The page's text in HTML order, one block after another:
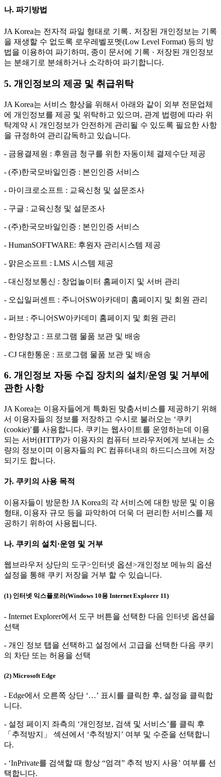
나. 파기방법
JA Korea는 전자적 파일 형태로 기록․ 저장된 개인정보는 기록
을 재생할 수 없도록 로우레벨포멧(Low Level Format) 등의 방
법을 이용하여 파기하며, 종이 문서에 기록 · 저장된 개인정보
는 분쇄기로 분쇄하거나 소각하여 파기합니다.
5. 개인정보의 제공 및 취급위탁
JA Korea는 서비스 향상을 위해서 아래와 같이 외부 전문업체
에 개인정보를 제공 및 위탁하고 있으며, 관계 법령에 따라 위
탁계약 시 개인정보가 안전하게 관리될 수 있도록 필요한 사항
을 규정하여 관리감독하고 있습니다.
- 금융결제원 : 후원금 청구를 위한 자동이체 결제수단 제공
- (주)한국모바일인증 : 본인인증 서비스
- 마이크로소프트 : 교육신청 및 설문조사
- 구글 : 교육신청 및 설문조사
- (주)한국모바일인증 : 본인인증 서비스
- HumanSOFTWARE: 후원자 관리시스템 제공
- 맑은소프트 : LMS 시스템 제공
- 대신정보통신 : 창업놀이터 홈페이지 및 서버 관리
- 오십일퍼센트 : 주니어SW아카데미 홈페이지 및 회원 관리
- 퍼브 : 주니어SW아카데미 홈페이지 및 회원 관리
- 한양창고 : 프로그램 물품 보관 및 배송
- CJ 대한통운 : 프로그램 물품 보관 및 배송
6. 개인정보 자동 수집 장치의 설치/운영 및 거부에
관한 사항
JA Korea는 이용자들에게 특화된 맞춤서비스를 제공하기 위해
서 이용자들의 정보를 저장하고 수시로 불러오는 ‘쿠키
(cookie)’를 사용합니다. 쿠키는 웹사이트를 운영하는데 이용
되는 서버(HTTP)가 이용자의 컴퓨터 브라우저에게 보내는 소
량의 정보이며 이용자들의 PC 컴퓨터내의 하드디스크에 저장
되기도 합니다.
가. 쿠키의 사용 목적
이용자들이 방문한 JA Korea의 각 서비스에 대한 방문 및 이용
형태, 이용자 규모 등을 파악하여 더욱 더 편리한 서비스를 제
공하기 위하여 사용됩니다.
나. 쿠키의 설치·운영 및 거부
웹브라우저 상단의 도구>인터넷 옵션>개인정보 메뉴의 옵션
설정을 통해 쿠키 저장을 거부 할 수 있습니다.
(1) 인터넷 익스플로러(Windows 10용 Internet Explorer 11)
- Internet Explorer에서 도구 버튼을 선택한 다음 인터넷 옵션을
선택
- 개인 정보 탭을 선택하고 설정에서 고급을 선택한 다음 쿠키
의 차단 또는 허용을 선택
(2) Microsoft Edge
- Edge에서 오른쪽 상단 ‘…’ 표시를 클릭한 후, 설정을 클릭합
니다.
- 설정 페이지 좌측의 ‘개인정보, 검색 및 서비스’를 클릭 후
「추적방지」 섹션에서 ‘추적방지’ 여부 및 수준을 선택합니
다.
- ‘InPrivate를 검색할 때 항상 “엄격” 추적 방지 사용’ 여부를 선
택합니다.